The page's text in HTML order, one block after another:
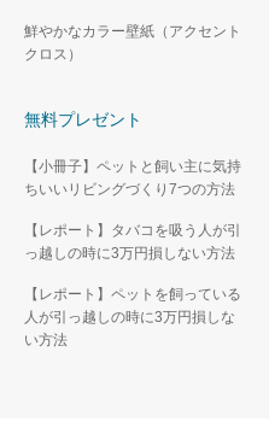
鮮やかなカラー壁紙（アクセント
クロス）
無料プレゼント
【小冊子】ペットと飼い主に気持
ちいいリビングづくり7つの方法
【レポート】タバコを吸う人が引
っ越しの時に3万円損しない方法
【レポート】ペットを飼っている
人が引っ越しの時に3万円損しな
い方法